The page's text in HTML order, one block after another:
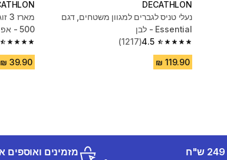
DECATHLON
נעלי טניס לגברים למגוון משטחים, דגם
Essential - לבן
4.5
4.5 out of 5 stars from 1217 reviews
(1217)
500 - אפור
4.7 out of 5 stars from 12848 reviews
מזמינים ואוספים